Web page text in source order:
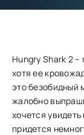
Hungry Shark 2 –
хотя ее
это безобидный
жалобно
хочется
придется